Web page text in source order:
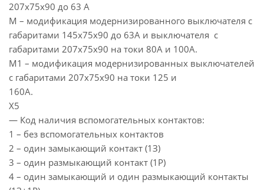
207х75х90 до 63 А
М – модификация модернизированного выключателя с
габаритами 145х75х90 до 63А и выключателя с
габаритами 207х75х90 на токи 80А и 100А.
М1 – модификация модернизированных выключателей
с габаритами 207х75х90 на токи 125 и
160А.
Х5
— Код наличия вспомогательных контактов:
1 – без вспомогательных контактов
2 – один замыкающий контакт (1З)
3 – один размыкающий контакт (1Р)
4 – один замыкающий и один размыкающий контакты